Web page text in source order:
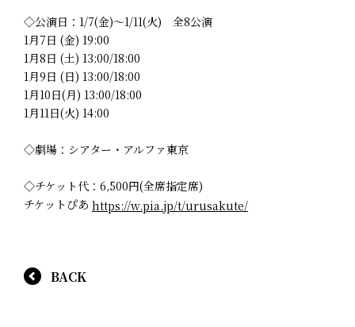
◇公演日：1/7(金)～1/11(火) 全8公演
1月7日 (金) 19:00
1月8日 (土) 13:00/18:00
1月9日 (日) 13:00/18:00
1月10日(月) 13:00/18:00
1月11日(火) 14:00
◇劇場：シアター・アルファ東京
◇チケット代：6,500円(全席指定席)
チケットぴあ https://w.pia.jp/t/urusakute/
BACK